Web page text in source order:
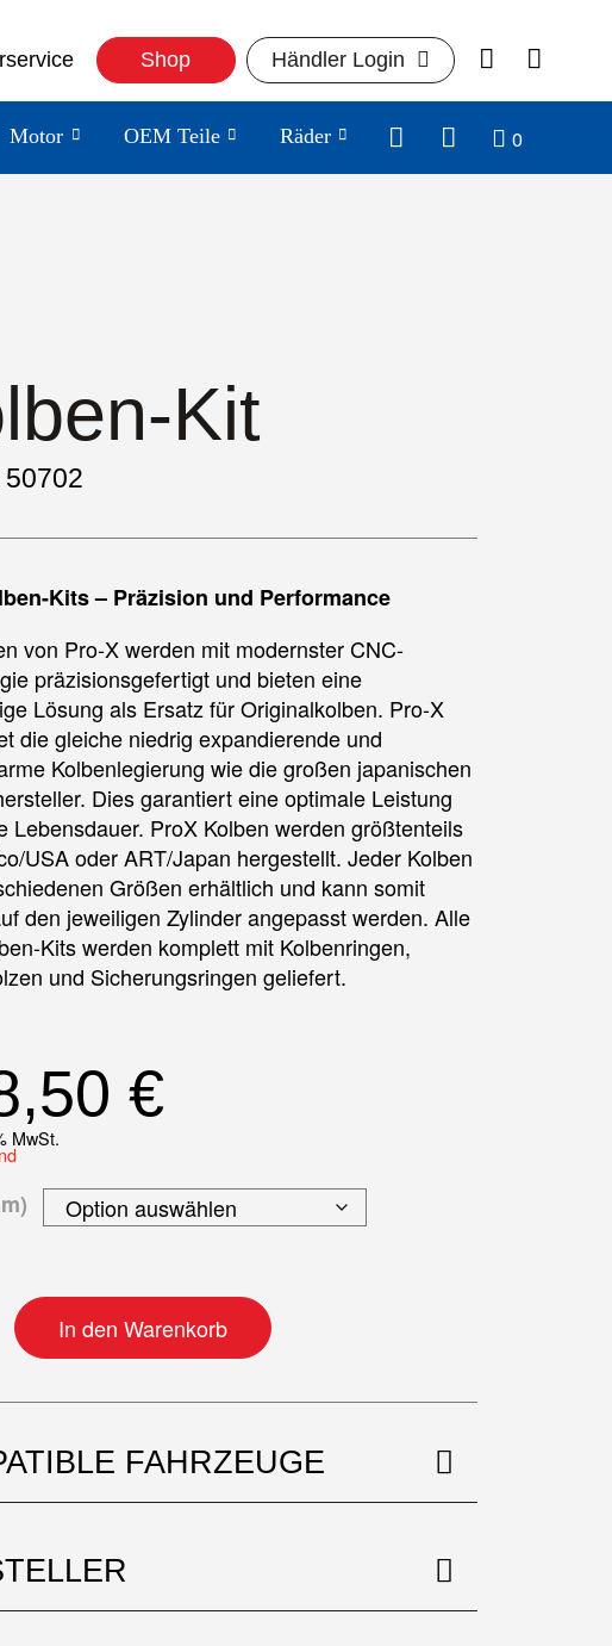
Shop Händler Login
Motor OEM Teile Räder 0
Kit
50702
Kits – Präzision und Performance
von Pro-X werden mit modernster CNC-
präzisionsgefertigt und bieten eine
Lösung als Ersatz für Originalkolben. Pro-X
die gleiche niedrig expandierende und
Kolbenlegierung wie die großen japanischen
Dies garantiert eine optimale Leistung
Lebensdauer. ProX Kolben werden größtenteils
USA oder ART/Japan hergestellt. Jeder Kolben
Größen erhältlich und kann somit
den jeweiligen Zylinder angepasst werden. Alle
Kits werden komplett mit Kolbenringen,
und Sicherungsringen geliefert.
€
MwSt.
MengeIn den Warenkorb
FAHRZEUGE